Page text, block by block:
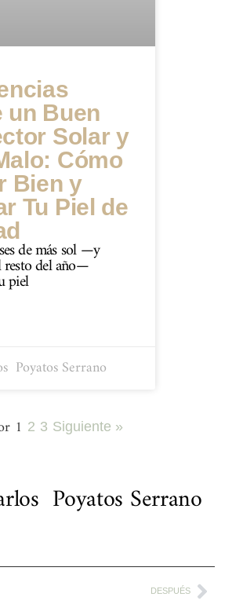
un Buen
Solar y
Cómo
Bien y
Tu Piel de
de más sol —y
resto del año—
piel
Poyatos Serrano
1 2 3 Siguiente »
Poyatos Serrano
DESPUÉS